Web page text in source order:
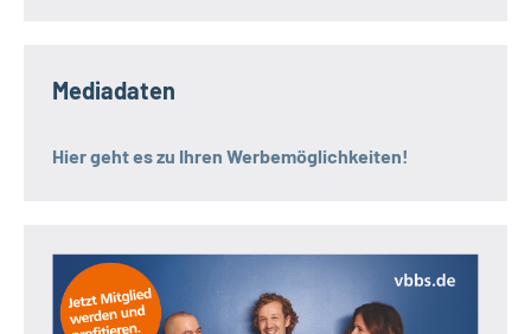
Mediadaten
Hier geht es zu Ihren Werbemöglichkeiten!